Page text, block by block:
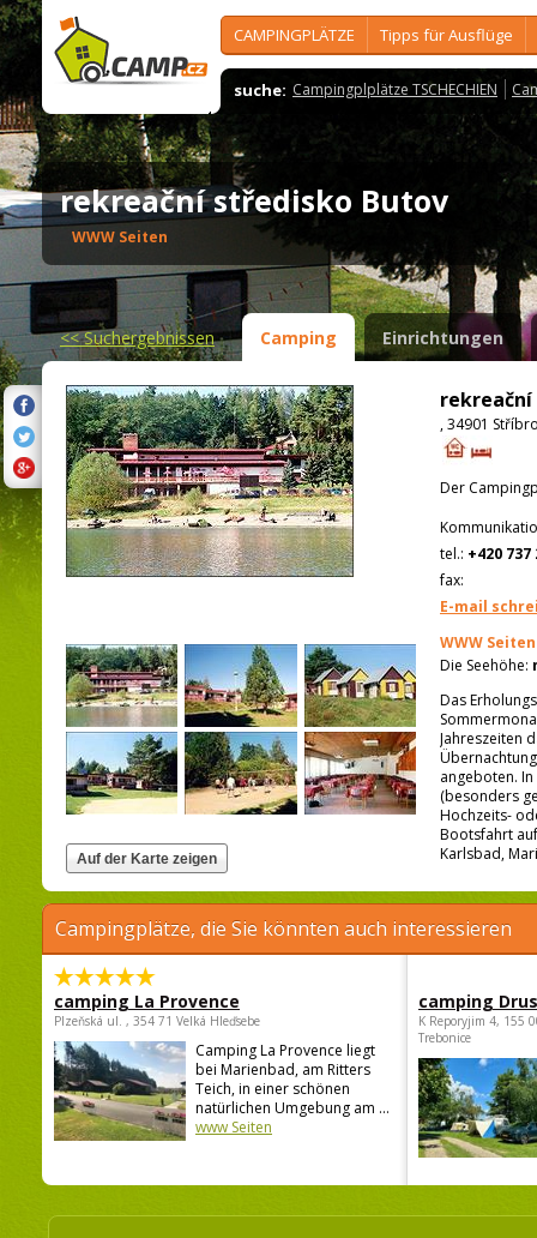
CAMPINGPLÄTZE Tipps für Ausflüge
suche: Campingplplätze TSCHECHIEN
rekreační středisko Butov
WWW Seiten
<<Suchergebnissen Camping Einrichtungen
, 34901
Der
tel.: +420 737
fax:
E-mail
WWW Seiten
Die Seehöhe:
Das
Jahreszeiten
angeboten.
(besonders
Hochzeits-
Bootsfahrt auf
Karlsbad,
Campingplätze, die Sie könnten auch interessieren
camping La Provence
Plzeňská ul. , 354 71 Velká Hleďsebe
Camping La Provence liegt
bei Marienbad, am Ritters
Teich, in einer schönen
natürlichen Umgebung am ...
www Seiten
camping
K Reporyjim 4, 155
Trebonice